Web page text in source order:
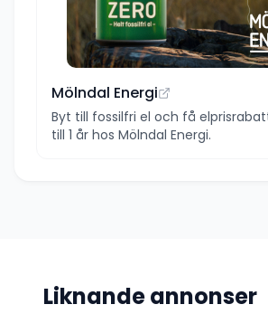
Mölndal Energi
Byt till fossilfri el och få
till 1 år hos Mölndal Energi.
Liknande annonser